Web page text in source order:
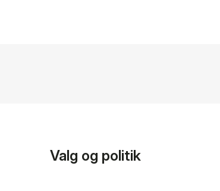
Valg og politik